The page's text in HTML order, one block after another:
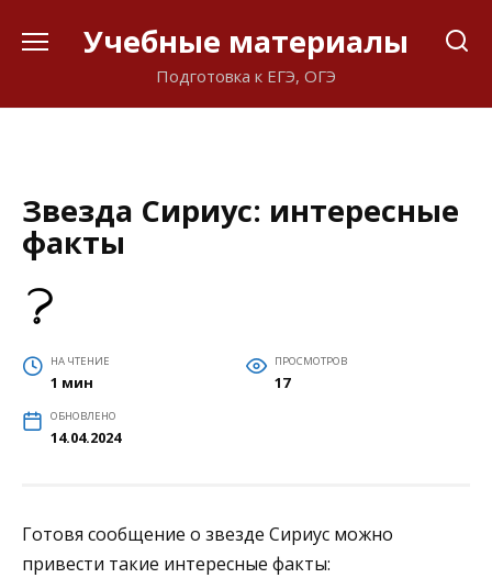
Учебные материалы
Подготовка к ЕГЭ, ОГЭ
Звезда Сириус: интересные
факты
НА ЧТЕНИЕ
1 мин
ПРОСМОТРОВ
17
ОБНОВЛЕНО
14.04.2024
Готовя сообщение о звезде Сириус можно
привести такие интересные факты: